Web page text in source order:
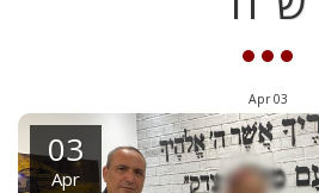
03
Apr
03
Apr